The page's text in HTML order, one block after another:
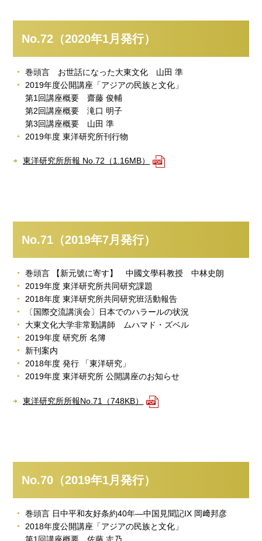
No.72（2020年1月発行）
巻頭言 お世話になった大東文化 山田 準
2019年度公開講座「アジアの民族と文化」
第1回講座概要 齋藤 俊輔
第2回講座概要 滝口 明子
第3回講座概要 山田 準
2019年度 東洋研究所刊行物
東洋研究所所報 No.72（1.16MB）
No.71（2019年7月発行）
巻頭言 【新元號に寄す】 中國文學科教授 中林史朗
2019年度 東洋研究所共同研究課題
2018年度 東洋研究所共同研究班活動報告
〔国際交流講演会〕日本でのハラールの状況
大東文化大学非常勤講師 ムハマド・ズベル
2019年度 研究所 名簿
新刊案内
2018年度 発行 「東洋研究」
2019年度 東洋研究所 公開講座のお知らせ
東洋研究所所報No.71（748KB）
No.70（2019年1月発行）
巻頭言 日中平和友好条約40年―中国見聞記IX 岡﨑邦彦
2018年度公開講座「アジアの民族と文化」